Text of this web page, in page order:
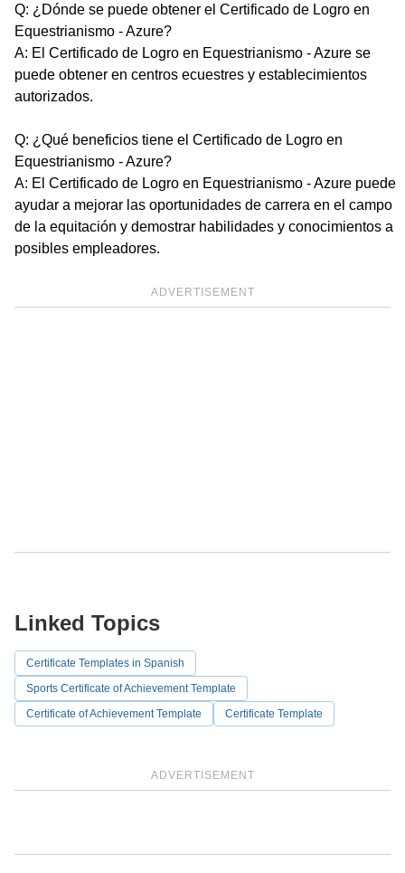
Q: ¿Dónde se puede obtener el Certificado de Logro en
Equestrianismo - Azure?
A: El Certificado de Logro en Equestrianismo - Azure se
puede obtener en centros ecuestres y establecimientos
autorizados.
Q: ¿Qué beneficios tiene el Certificado de Logro en
Equestrianismo - Azure?
A: El Certificado de Logro en Equestrianismo - Azure puede
ayudar a mejorar las oportunidades de carrera en el campo
de la equitación y demostrar habilidades y conocimientos a
posibles empleadores.
ADVERTISEMENT
ADVERTISEMENT
Linked Topics
Certificate Templates in Spanish
Sports Certificate of Achievement Template
Certificate of Achievement Template
Certificate Template